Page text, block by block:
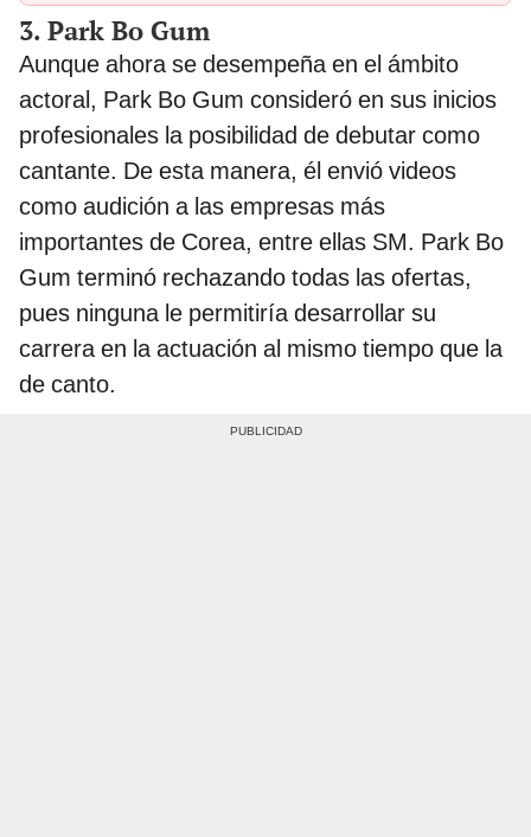
3. Park Bo Gum
Aunque ahora se desempeña en el ámbito
actoral, Park Bo Gum consideró en sus inicios
profesionales la posibilidad de debutar como
cantante. De esta manera, él envió videos
como audición a las empresas más
importantes de Corea, entre ellas SM. Park Bo
Gum terminó rechazando todas las ofertas,
pues ninguna le permitiría desarrollar su
carrera en la actuación al mismo tiempo que la
de canto.